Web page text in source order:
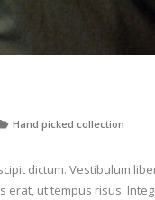
Hand picked collection
dictum. Vestibulum
erat, ut tempus risus.